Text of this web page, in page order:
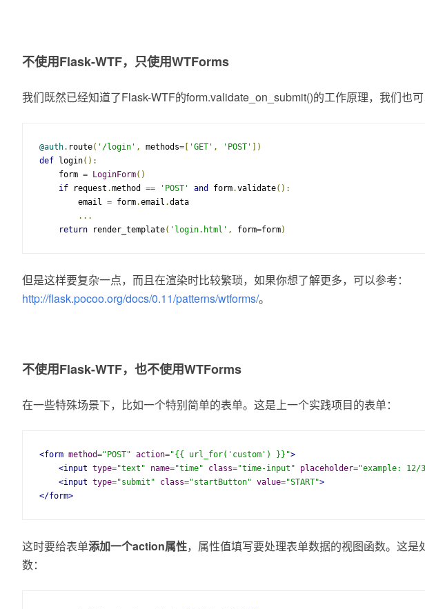
不使用Flask-WTF，只使用WTForms
我们既然已经知道了Flask-WTF的form.validate_on_submit()的工作原理，我们也可
@auth. route( '/login' , methods=[ 'GET' , 'POST'
])
def login():
    form
= LoginForm()
if request .method == 'POST' and form.validate():
        email
= form.email .data
...
return render_template( 'login.html' , form=form)
但是这样要复杂一点，而且在渲染时比较繁琐，如果你想了解更多，可以参考：
http://flask.pocoo.org/docs/0.11/patterns/wtforms/。
不使用Flask-WTF，也不使用WTForms
在一些特殊场景下，比如一个特别简单的表单。这是上一个实践项目的表单：
<form method="POST" action="{{ url_for('custom') }}">
<input type="text" name="time" class="time-input" placeholder="example: 12/
<input type="submit" class="startButton" value="START">
</form>
这时要给表单添加一个action属性，属性值填写要处理表单数据的视图函数。这是
数：